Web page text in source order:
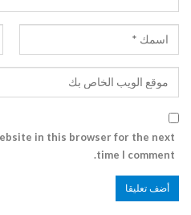
in this browser for the next
time I comment.